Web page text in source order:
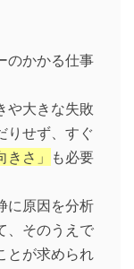
のかかる仕事
や大きな失敗
りせず、すぐ
きさ」 も必要
に原因を分析
、そのうえで
とが求められ